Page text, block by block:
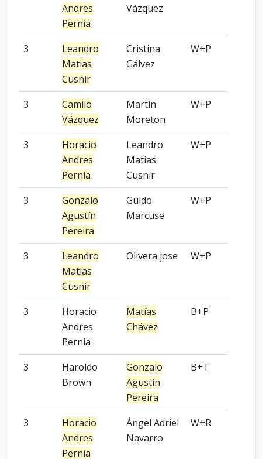
Andres
Pernia
Vázquez
3
Leandro
Matias
Cusnir
Cristina
Gálvez
W+P
3
Camilo
Vázquez
Martin
Moreton
W+P
3
Horacio
Andres
Pernia
Leandro
Matias
Cusnir
W+P
3
Gonzalo
Agustín
Pereira
Guido
Marcuse
W+P
3
Leandro
Matias
Cusnir
Olivera jose W+P
3
Horacio
Andres
Pernia
Matías
Chávez
B+P
3
Haroldo
Brown
Gonzalo
Agustín
Pereira
B+T
3
Horacio
Andres
Pernia
Ángel Adriel
Navarro
W+R